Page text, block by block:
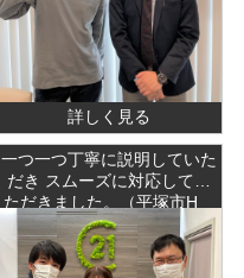
詳しく見る
一つ一つ丁寧に説明していた
だき スムーズに対応してい
ただきました。（平塚市H
土地ご成約）